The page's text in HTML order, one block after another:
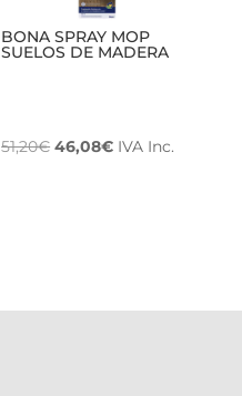
BONA SPRAY MOP
SUELOS DE MADERA
51,20€ El
46,08€ElIVA Inc.